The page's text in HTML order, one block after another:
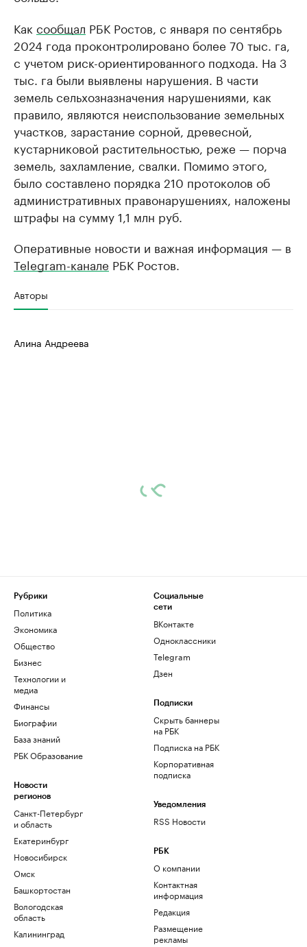
Как сообщал РБК Ростов, с января по сентябрь
2024 года проконтролировано более 70 тыс. га,
с учетом риск-ориентированного подхода. На 3
тыс. га были выявлены нарушения. В части
земель сельхозназначения нарушениями, как
правило, являются неиспользование земельных
участков, зарастание сорной, древесной,
кустарниковой растительностью, реже — порча
земель, захламление, свалки. Помимо этого,
было составлено порядка 210 протоколов об
административных правонарушениях, наложены
штрафы на сумму 1,1 млн руб.
Оперативные новости и важная информация — в
Telegram-канале РБК Ростов.
Авторы
Алина Андреева
Рубрики
Политика
Экономика
Общество
Бизнес
Технологии и
медиа
Финансы
Биографии
База знаний
РБК Образование
Новости
регионов
Санкт-Петербург
и область
Екатеринбург
Новосибирск
Омск
Башкортостан
Вологодская
область
Калининград
Социальные
сети
ВКонтакте
Одноклассники
Telegram
Дзен
Подписки
Скрыть баннеры
на РБК
Подписка на РБК
Корпоративная
подписка
Уведомления
RSS Новости
РБК
О компании
Контактная
информация
Редакция
Размещение
рекламы